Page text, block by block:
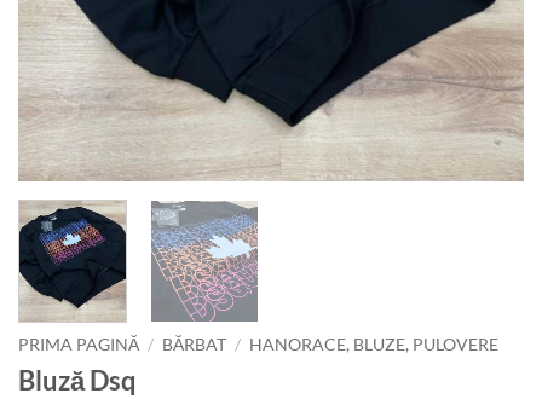
PRIMA PAGINĂ / BĂRBAT / HANORACE, BLUZE, PULOVERE
Bluză Dsq